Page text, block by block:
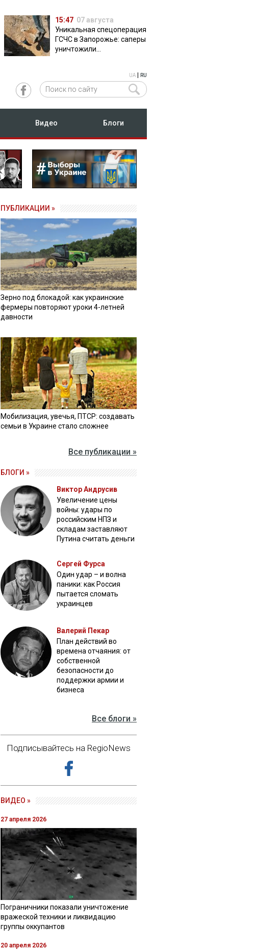
15:47 07 августа
Уникальная спецоперация
ГСЧС в Запорожье: саперы
уничтожили
UA RU
Видео Блоги
ПУБЛИКАЦИИ »
Зерно под блокадой: как украинские
фермеры повторяют уроки 4-летней
давности
Мобилизация, увечья, ПТСР: создавать
семьи в Украине стало сложнее
Все публикации »
БЛОГИ »
Виктор Андрусив
Увеличение цены
войны: удары по
российским НПЗ и
складам заставляют
Путина считать деньги
Сергей Фурса
Один удар – и волна
паники: как Россия
пытается сломать
украинцев
Валерий Пекар
План действий во
времена отчаяния: от
собственной
безопасности до
поддержки армии и
бизнеса
Все блоги »
Подписывайтесь на RegioNews
ВИДЕО »
27 апреля 2026
Пограничники показали уничтожение
вражеской техники и ликвидацию
группы оккупантов
20 апреля 2026